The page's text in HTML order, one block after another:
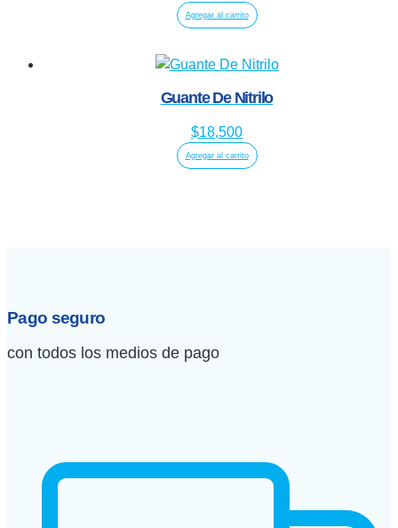
Agregar al carrito
Guante De Nitrilo
$18,500
Agregar al carrito
Pago seguro
con todos los medios de pago